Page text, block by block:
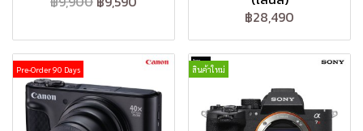
฿28,490
Pre-Order 90 Days สินค้าใหม่